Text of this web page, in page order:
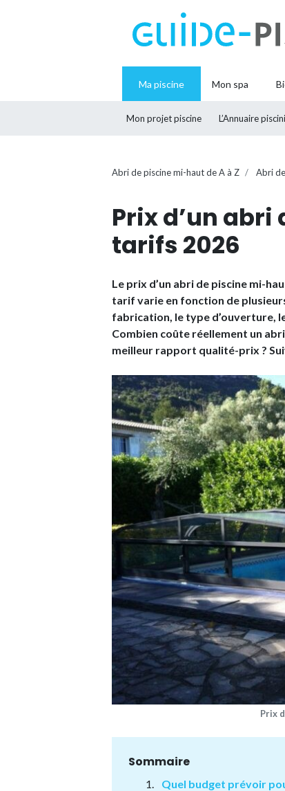
Ma piscine
Mon projet piscine L’Annuaire
Mon spa
Abri de piscine mi-haut de A à Z Abri
Prix d’un
tarifs 2026
Le prix d’un abri de piscine mi-
tarif varie en fonction de
fabrication, le type d’ouverture,
Combien coûte réellement un
meilleur rapport qualité-prix ?
Prix
Sommaire
Quel budget prévoir